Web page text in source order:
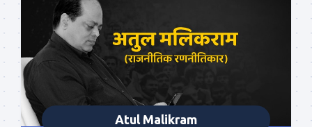
Atul Malikram